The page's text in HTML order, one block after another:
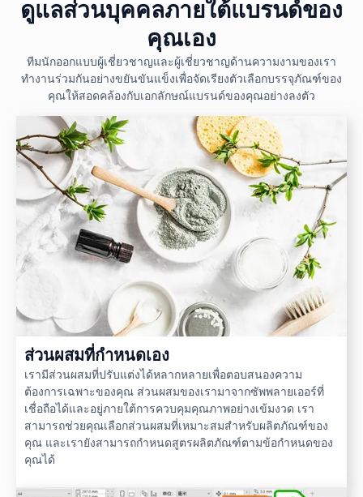
ดูแลส่วนบุคคลภายใต้แบรนด์ของ
คุณเอง
ทีมนักออกแบบผู้เชี่ยวชาญและผู้เชี่ยวชาญด้านความงามของเรา
ทำงานร่วมกันอย่างขยันขันแข็งเพื่อจัดเรียงตัวเลือกบรรจุภัณฑ์ของ
คุณให้สอดคล้องกับเอกลักษณ์แบรนด์ของคุณอย่างลงตัว
ส่วนผสมที่กำหนดเอง
เรามีส่วนผสมที่ปรับแต่งได้หลากหลายเพื่อตอบสนองความ
ต้องการเฉพาะของคุณ ส่วนผสมของเรามาจากซัพพลายเออร์ที่
เชื่อถือได้และอยู่ภายใต้การควบคุมคุณภาพอย่างเข้มงวด เรา
สามารถช่วยคุณเลือกส่วนผสมที่เหมาะสมสำหรับผลิตภัณฑ์ของ
คุณ และเรายังสามารถกำหนดสูตรผลิตภัณฑ์ตามข้อกำหนดของ
คุณได้